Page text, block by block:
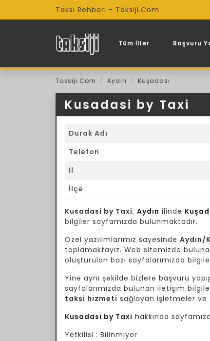
Taksi Rehberi - Taksiji.Com
Tüm İller Başvuru
Taksiji.Com Aydın Kuşadası
Kusadasi by Taxi
Durak Adı
Telefon
İl
İlçe
Kusadasi by Taxi, Aydın ilinde
bilgiler sayfamızda bulunmaktadır.
Özel yazılımlarımız sayesinde Aydın/
toplamaktayız. Web sitemizde
oluşturulan bazı sayfalarımızda
Yine aynı şekilde bizlere başvuru
sayfalarımızda bulunan iletişim
taksi hizmeti sağlayan işletmeler ve
Kusadasi by Taxi hakkında
Yetkilisi : Bilinmiyor